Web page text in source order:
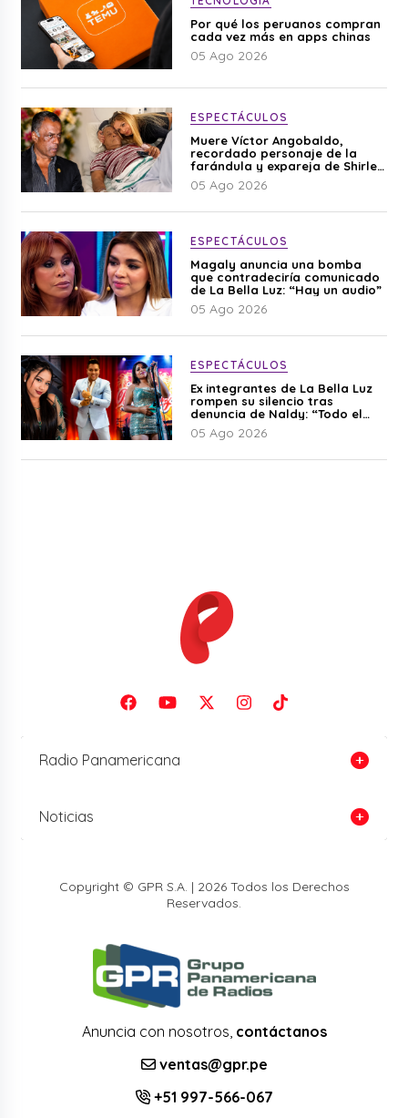
Por qué los peruanos compran
cada vez más en apps chinas
05 Ago 2026
ESPECTÁCULOS
Muere Víctor Angobaldo,
recordado personaje de la
farándula y expareja de Shirley
Cherres
05 Ago 2026
ESPECTÁCULOS
Magaly anuncia una bomba
que contradeciría comunicado
de La Bella Luz: “Hay un audio”
05 Ago 2026
ESPECTÁCULOS
Ex integrantes de La Bella Luz
rompen su silencio tras
denuncia de Naldy: “Todo el
mundo lo sabía”
05 Ago 2026
Radio Panamericana
Noticias
Copyright © GPR S.A. | 2026 Todos los Derechos
Reservados.
Anuncia con nosotros, contáctanos
ventas@gpr.pe
+51 997-566-067